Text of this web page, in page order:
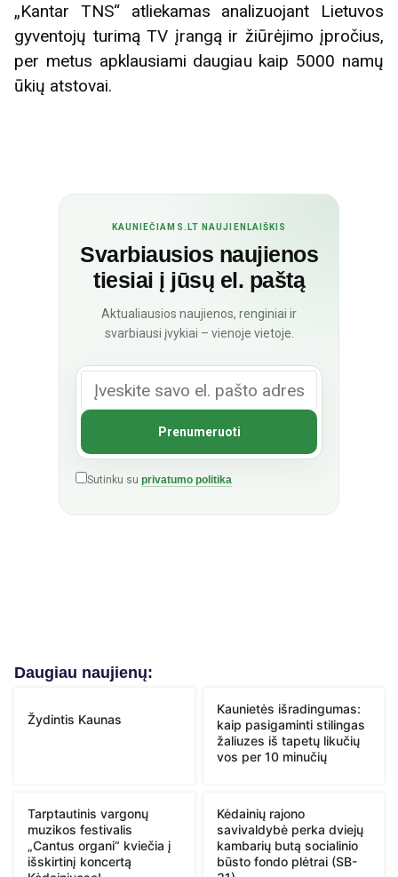
„Kantar TNS“ atliekamas analizuojant Lietuvos
gyventojų turimą TV įrangą ir žiūrėjimo įpročius,
per metus apklausiami daugiau kaip 5000 namų
ūkių atstovai.
KAUNIEČIAMS.LT NAUJIENLAIŠKIS
Svarbiausios naujienos
tiesiai į jūsų el. paštą
Aktualiausios naujienos, renginiai ir
svarbiausi įvykiai – vienoje vietoje.
Sutinku su privatumo politika
Daugiau naujienų:
Žydintis Kaunas
Kaunietės išradingumas:
kaip pasigaminti stilingas
žaliuzes iš tapetų likučių
vos per 10 minučių
Tarptautinis vargonų
muzikos festivalis
„Cantus organi“ kviečia į
išskirtinį koncertą
Kėdainių rajono
savivaldybė perka dviejų
kambarių butą socialinio
būsto fondo plėtrai (SB-